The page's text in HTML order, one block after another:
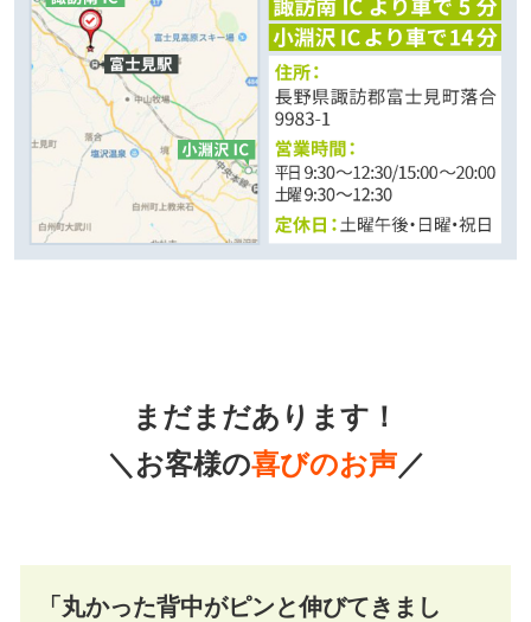
まだまだあります！
＼お客様の喜びのお声／
「丸かった背中がピンと伸びてきまし